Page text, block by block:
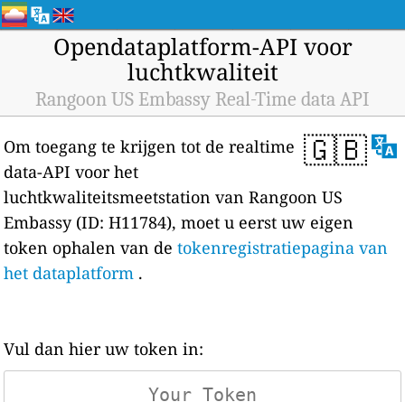
Opendataplatform-API voor
luchtkwaliteit
Rangoon US Embassy Real-Time data API
🇬🇧
Om toegang te krijgen tot de realtime
data-API voor het
luchtkwaliteitsmeetstation van Rangoon US
Embassy (ID: H11784), moet u eerst uw eigen
token ophalen van detokenregistratiepagina van
het dataplatform .
Vul dan hier uw token in: